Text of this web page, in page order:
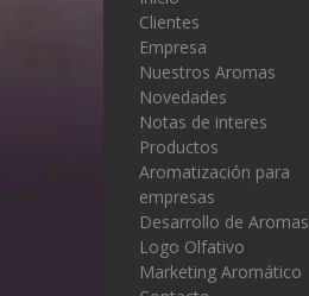
Clientes
Empresa
Nuestros Aromas
Novedades
Notas de interes
Productos
Aromatización para
empresas
Desarrollo de Aromas
Logo Olfativo
Marketing Aromático